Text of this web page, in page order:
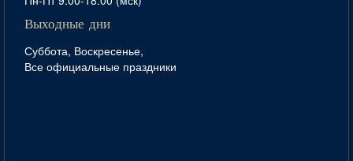
Выходные дни
Суббота, Воскресенье,
Все официальные праздники